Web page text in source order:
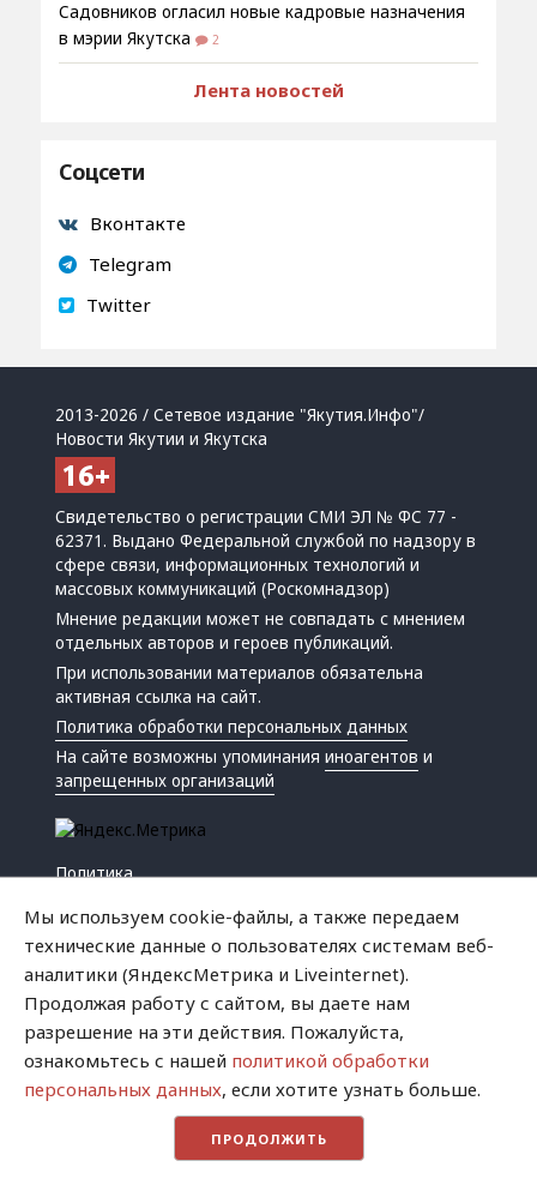
Садовников огласил новые кадровые назначения
в мэрии Якутска
2
Лента новостей
Соцсети
Вконтакте
Telegram
Twitter
2013-2026 / Сетевое издание "Якутия.Инфо"/
Новости Якутии и Якутска
Свидетельство о регистрации СМИ ЭЛ № ФС 77 -
62371. Выдано Федеральной службой по надзору в
сфере связи, информационных технологий и
массовых коммуникаций (Роскомнадзор)
Мнение редакции может не совпадать с мнением
отдельных авторов и героев публикаций.
При использовании материалов обязательна
активная ссылка на сайт.
Политика обработки персональных данных
На сайте возможны упоминанияиноагентов и
запрещенных организаций
Политика
Криминал
Успех
Хватит это терпеть
Мы используем cookie-файлы, а также передаем
технические данные о пользователях системам веб-
аналитики (ЯндексМетрика и Liveinternet).
Продолжая работу с сайтом, вы даете нам
разрешение на эти действия. Пожалуйста,
ознакомьтесь с нашей политикой обработки
персональных данных, если хотите узнать больше.
ПРОДОЛЖИТЬ